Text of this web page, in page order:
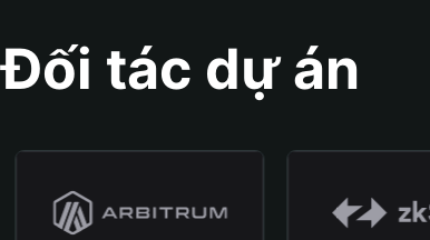
Đối tác dự án